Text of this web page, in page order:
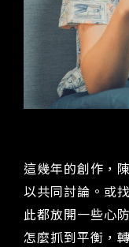
這幾年的創作，
以共同討論。或
此都放開一些心
怎麼抓到平衡，